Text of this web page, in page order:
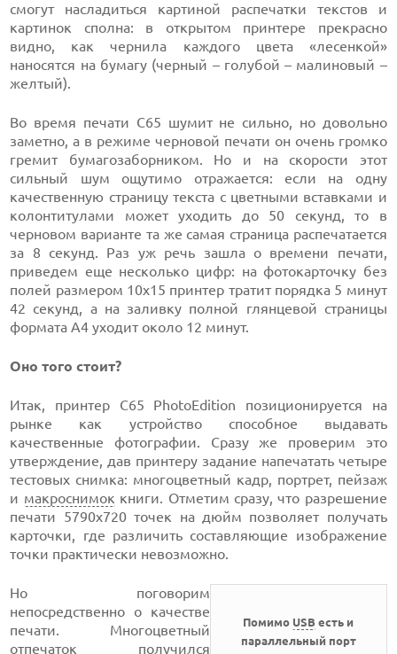
смогут насладиться картиной распечатки текстов и
картинок сполна: в открытом принтере прекрасно
видно, как чернила каждого цвета «лесенкой»
наносятся на бумагу (черный – голубой – малиновый –
желтый).
Во время печати С65 шумит не сильно, но довольно
заметно, а в режиме черновой печати он очень громко
гремит бумагозаборником. Но и на скорости этот
сильный шум ощутимо отражается: если на одну
качественную страницу текста с цветными вставками и
колонтитулами может уходить до 50 секунд, то в
черновом варианте та же самая страница распечатается
за 8 секунд. Раз уж речь зашла о времени печати,
приведем еще несколько цифр: на фотокарточку без
полей размером 10х15 принтер тратит порядка 5 минут
42 секунд, а на заливку полной глянцевой страницы
формата А4 уходит около 12 минут.
Оно того стоит?
Итак, принтер С65 PhotoEdition позиционируется на
рынке как устройство способное выдавать
качественные фотографии. Сразу же проверим это
утверждение, дав принтеру задание напечатать четыре
тестовых снимка: многоцветный кадр, портрет, пейзаж
и макроснимок книги. Отметим сразу, что разрешение
печати 5790х720 точек на дюйм позволяет получать
карточки, где различить составляющие изображение
точки практически невозможно.
Помимо USB есть и
параллельный порт
Но поговорим
непосредственно о качестве
печати. Многоцветный
отпечаток получился